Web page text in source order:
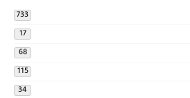
733
17
68
115
34